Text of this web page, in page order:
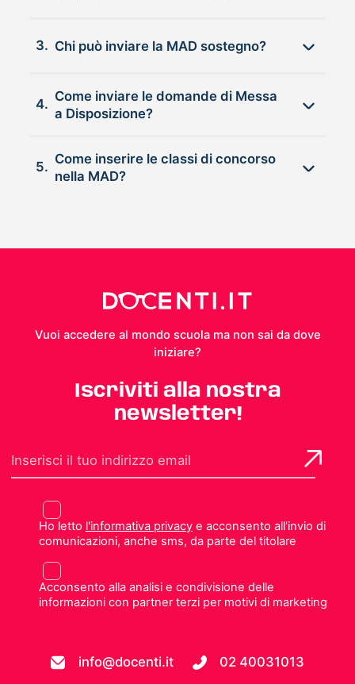
3. Chi può inviare la MAD sostegno?
4.
Come inviare le domande di Messa
a Disposizione?
5.
Come inserire le classi di concorso
nella MAD?
Vuoi accedere al mondo scuola ma non sai da dove
iniziare?
Iscriviti alla nostra
newsletter!
Ho letto l'informativa privacye acconsento all'invio di
comunicazioni, anche sms, da parte del titolare
Acconsento alla analisi e condivisione delle
informazioni con partner terzi per motivi di marketing
info@docenti.it 02 40031013